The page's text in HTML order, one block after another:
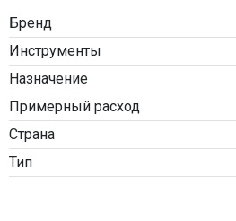
Бренд
Инструменты
Назначение
Примерный расход
Страна
Тип